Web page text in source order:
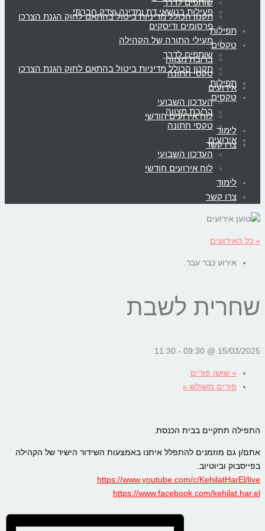
שותפים לדרך
תקנון הכולל מדיניות ביטול בהתאם לחוק הגנת הצרכן
תפילות
טקסים
בר/בת מצווה
טקסי חתונה
אירועים
העדכון השבועי
לוח אירועים חודשי
לימוד
צרו קשר
פעילות בנושאי דת ומדינה וצדק חברתי
פרסומים ודיסקים
מעילי התורה של הקהילה
שותפים לדרך
תקנון הכולל מדיניות ביטול בהתאם לחוק הגנת הצרכן
תפילות
טקסים
בר/בת מצווה
טקסי חתונה
אירועים
העדכון השבועי
לוח אירועים חודשי
לימוד
צרו קשר
« כל האירועים
אירוע כבר עבר.
שחרית לשבת
15/03/2025 @ 09:30
-
11:30
« שושן פורים
פורים משולש »
התפילה תתקיים בבית הכנסת.
אתם/ן גם מוזמנים להתפלל איתנו באמצעות השידור הישיר של הקהילה
בפייסבוק וביוטיוב.
https://www.youtube.com/c/KehilatHarEl/live
https://www.facebook.com/kehilat.har.el